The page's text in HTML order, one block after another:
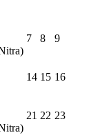
7 8 9
14 15 16
21 22 23